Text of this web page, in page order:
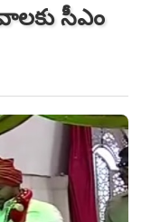
సీఎం